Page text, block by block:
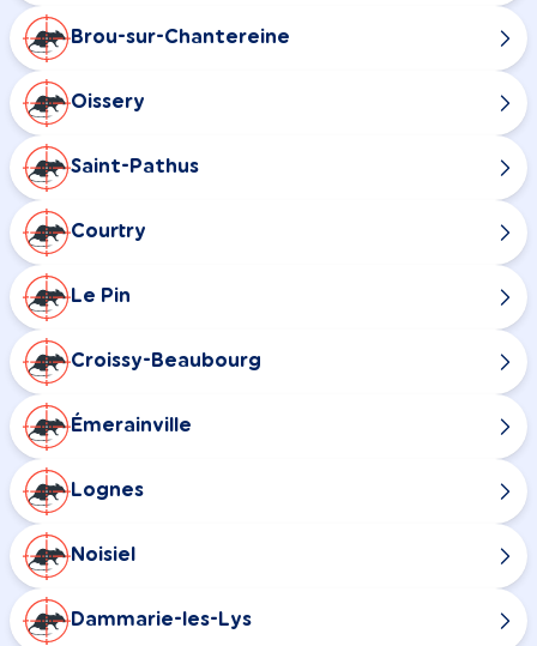
Brou-sur-Chantereine
Oissery
Saint-Pathus
Courtry
Le Pin
Croissy-Beaubourg
Émerainville
Lognes
Noisiel
Dammarie-les-Lys